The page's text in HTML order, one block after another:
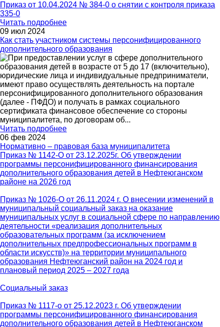
Приказ от 10.04.2024 № 384-0 о снятии с контроля приказа
335-0
Читать подробнее
09 июл 2024
Как стать участником системы персонифицированного
дополнительного образования
При предоставлении услуг в сфере дополнительного
образования детей в возрасте от 5 до 17 (включительно),
юридические лица и индивидуальные предприниматели,
имеют право осуществлять деятельность на портале
персонифицированного дополнительного образования
(далее - ПФДО) и получать в рамках социального
сертификата финансовое обеспечение со стороны
муниципалитета, по договорам об...
Читать подробнее
06 фев 2024
Нормативно – правовая база муниципалитета
Приказ № 1142-О от 23.12.2025г. Об утверждении
программы персонифицированного финансирования
дополнительного образования детей в Нефтеюганском
районе на 2026 год
Приказ № 1026-О от 26.11.2024 г. О внесении изменений в
муниципальный социальный заказ на оказание
муниципальных услуг в социальной сфере по направлению
деятельности «реализация дополнительных
образовательных программ (за исключением
дополнительных предпрофессиональных программ в
области искусств)» на территории муниципального
образования Нефтеюганский район на 2024 год и
плановый период 2025 – 2027 года
Социальный заказ
Приказ № 1117-о от 25.12.2023 г. Об утверждении
программы персонифицированного финансирования
дополнительного образования детей в Нефтеюганском